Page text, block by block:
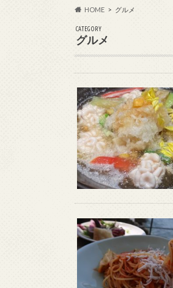
HOME グルメ
CATEGORY
グルメ